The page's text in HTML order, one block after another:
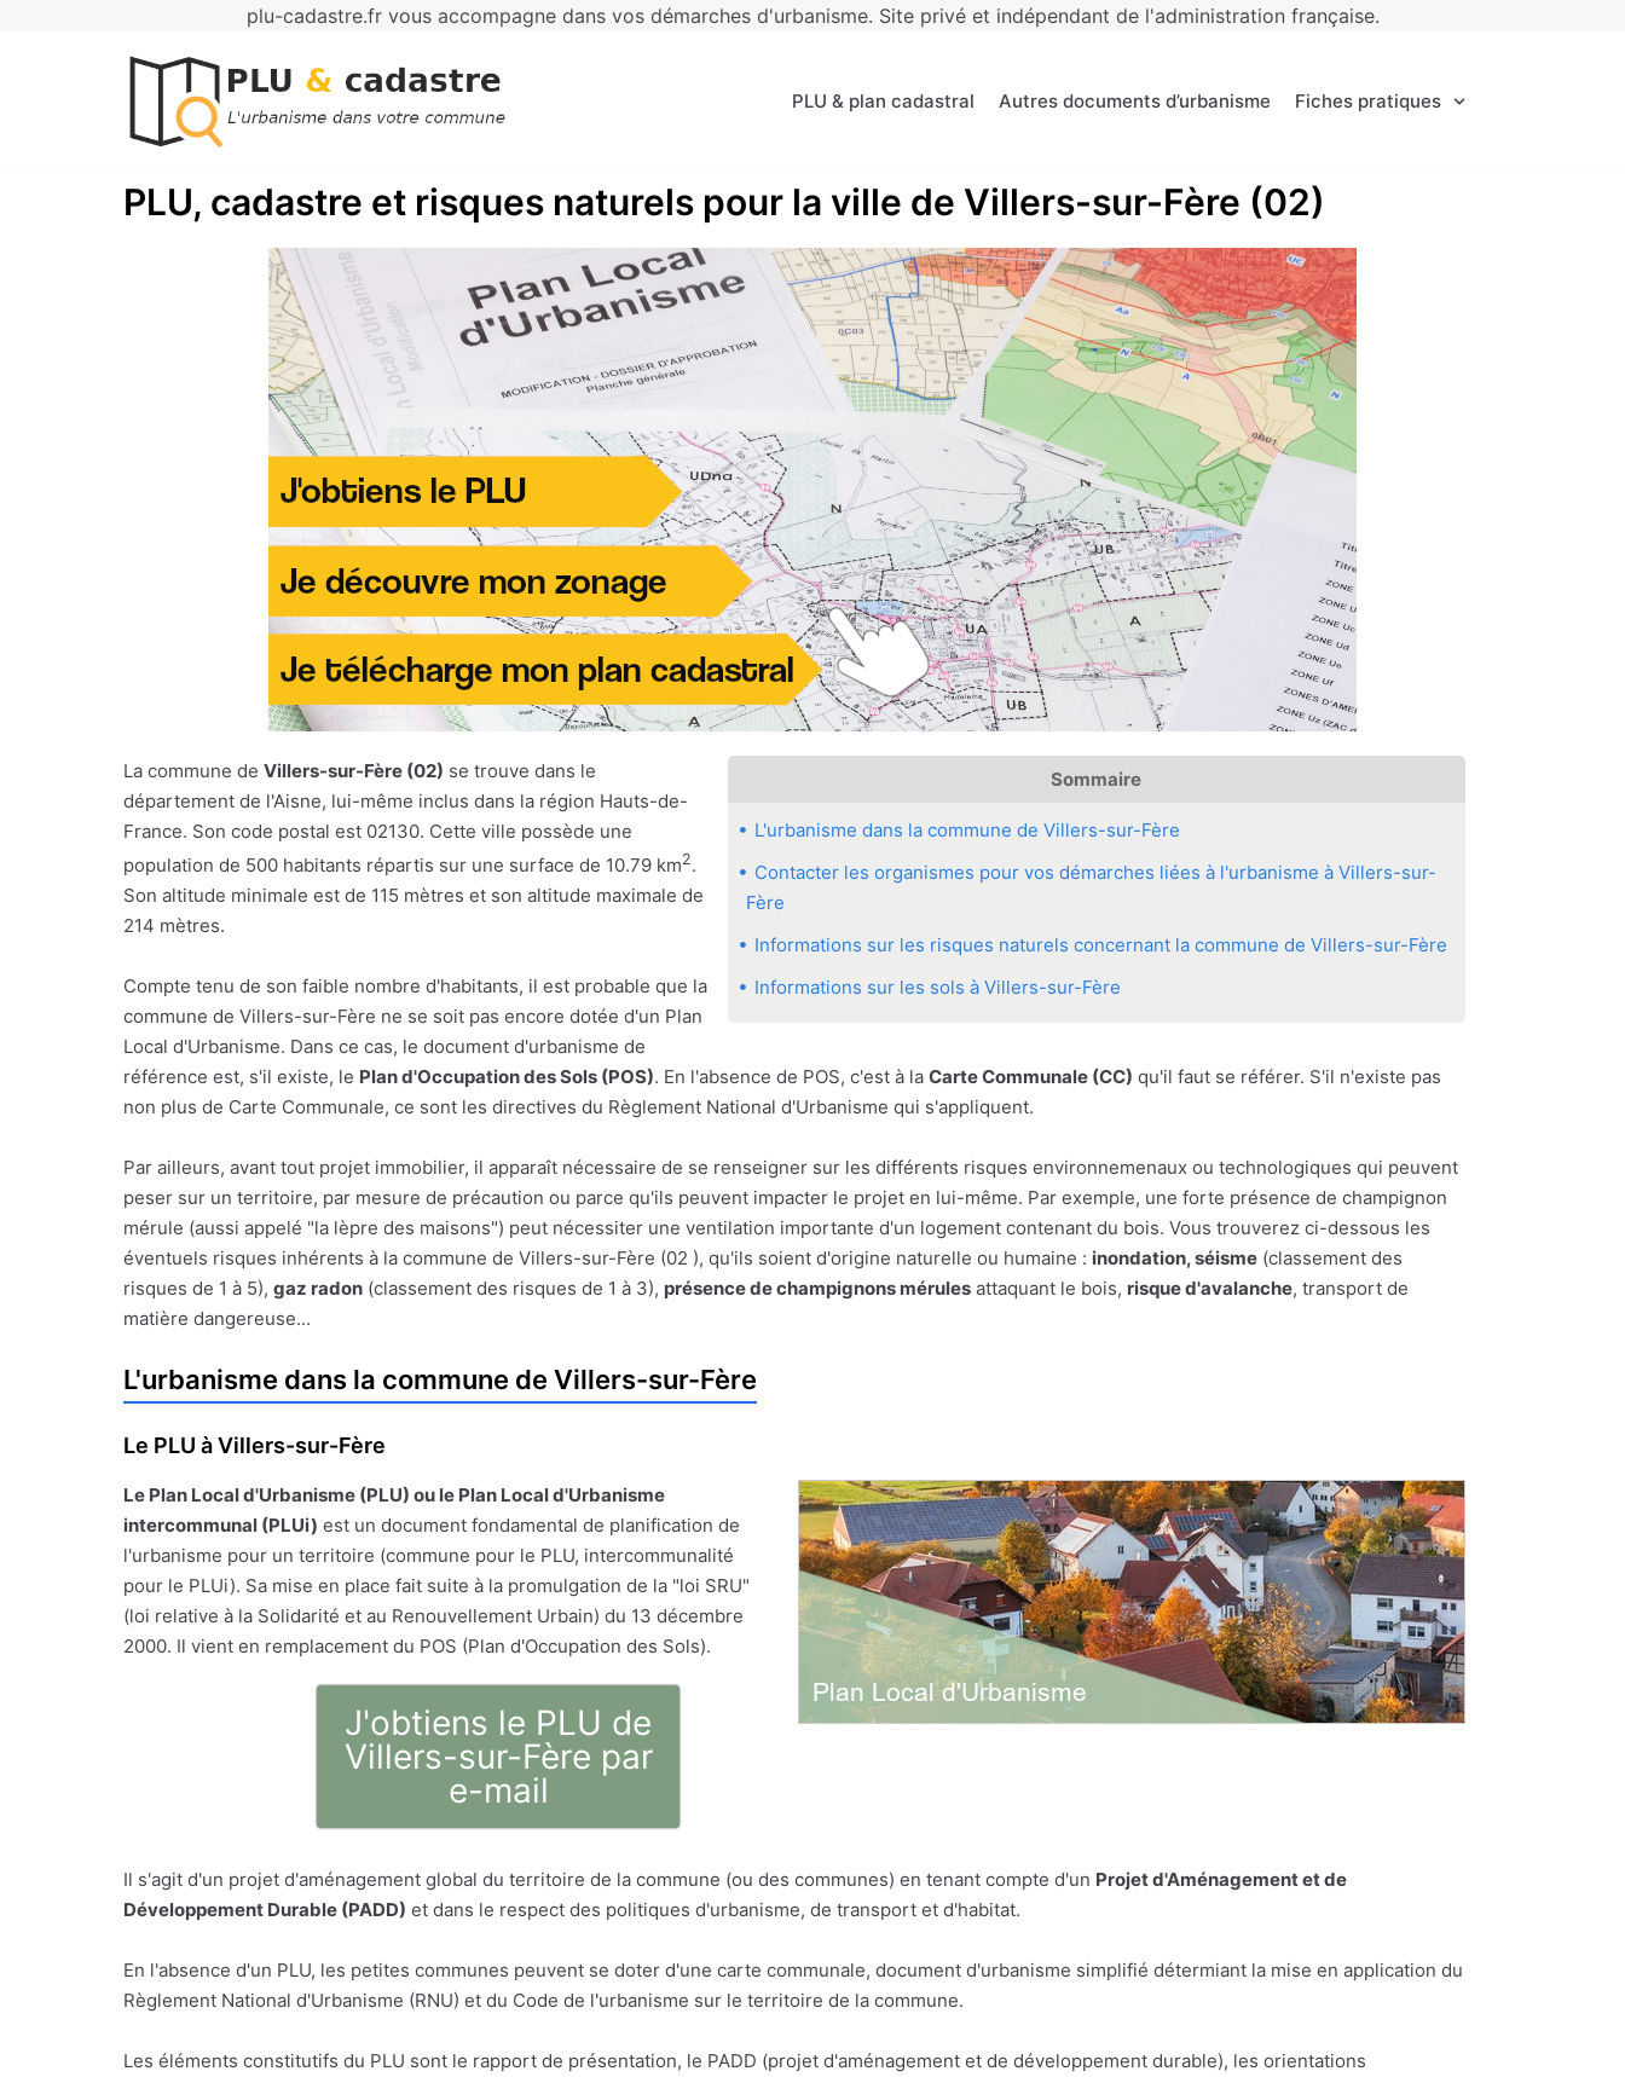
plu-cadastre.fr vous accompagne dans vos démarches d'urbanisme. Site privé et indépendant de l'administration française.
PLU & plan cadastral Autres documents d’urbanisme Fiches pratiques
PLU, cadastre et risques naturels pour la ville de Villers-sur-Fère (02)
Sommaire
L'urbanisme dans la commune de Villers-sur-Fère
Contacter les organismes pour vos démarches liées à l'urbanisme à Villers-sur-
Fère
Informations sur les risques naturels concernant la commune de Villers-sur-Fère
Informations sur les sols à Villers-sur-Fère
La commune de Villers-sur-Fère (02) se trouve dans le
département de l'Aisne, lui-même inclus dans la région Hauts-de-
France. Son code postal est 02130. Cette ville possède une
population de 500 habitants répartis sur une surface de 10.79 km2.
Son altitude minimale est de 115 mètres et son altitude maximale de
214 mètres.
Compte tenu de son faible nombre d'habitants, il est probable que la
commune de Villers-sur-Fère ne se soit pas encore dotée d'un Plan
Local d'Urbanisme. Dans ce cas, le document d'urbanisme de
référence est, s'il existe, le Plan d'Occupation des Sols (POS). En l'absence de POS, c'est à la Carte Communale (CC) qu'il faut se référer. S'il n'existe pas
non plus de Carte Communale, ce sont les directives du Règlement National d'Urbanisme qui s'appliquent.
Par ailleurs, avant tout projet immobilier, il apparaît nécessaire de se renseigner sur les différents risques environnemenaux ou technologiques qui peuvent
peser sur un territoire, par mesure de précaution ou parce qu'ils peuvent impacter le projet en lui-même. Par exemple, une forte présence de champignon
mérule (aussi appelé "la lèpre des maisons") peut nécessiter une ventilation importante d'un logement contenant du bois. Vous trouverez ci-dessous les
éventuels risques inhérents à la commune de Villers-sur-Fère (02 ), qu'ils soient d'origine naturelle ou humaine : inondation, séisme (classement des
risques de 1 à 5), gaz radon (classement des risques de 1 à 3), présence de champignons mérules attaquant le bois, risque d'avalanche, transport de
matière dangereuse...
L'urbanisme dans la commune de Villers-sur-Fère
Le PLU à Villers-sur-Fère
Le Plan Local d'Urbanisme (PLU) ou le Plan Local d'Urbanisme
intercommunal (PLUi) est un document fondamental de planification de
l'urbanisme pour un territoire (commune pour le PLU, intercommunalité
pour le PLUi). Sa mise en place fait suite à la promulgation de la "loi SRU"
(loi relative à la Solidarité et au Renouvellement Urbain) du 13 décembre
2000. Il vient en remplacement du POS (Plan d'Occupation des Sols).
J'obtiens le PLU de
Villers-sur-Fère par
e-mail
Il s'agit d'un projet d'aménagement global du territoire de la commune (ou des communes) en tenant compte d'un Projet d'Aménagement et de
Développement Durable (PADD) et dans le respect des politiques d'urbanisme, de transport et d'habitat.
En l'absence d'un PLU, les petites communes peuvent se doter d'une carte communale, document d'urbanisme simplifié détermiant la mise en application du
Règlement National d'Urbanisme (RNU) et du Code de l'urbanisme sur le territoire de la commune.
Les éléments constitutifs du PLU sont le rapport de présentation, le PADD (projet d'aménagement et de développement durable), les orientations